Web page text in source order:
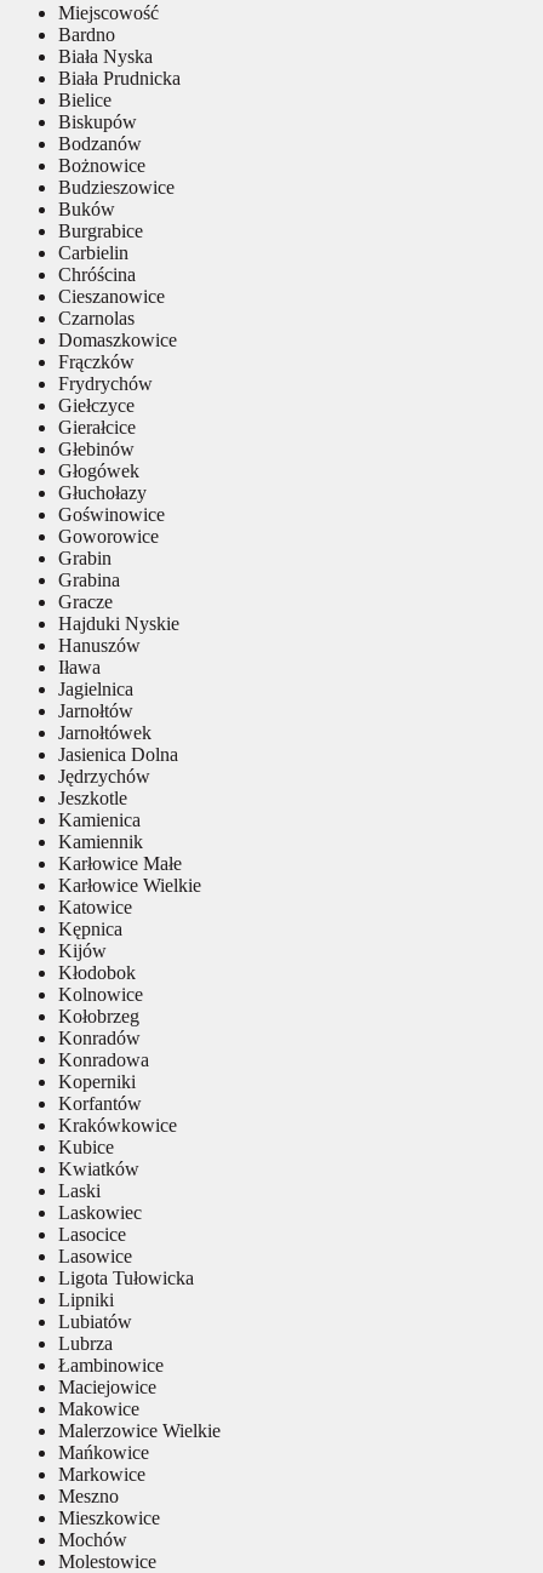
Miejscowość
Bardno
Biała Nyska
Biała Prudnicka
Bielice
Biskupów
Bodzanów
Bożnowice
Budzieszowice
Buków
Burgrabice
Carbielin
Chróścina
Cieszanowice
Czarnolas
Domaszkowice
Frączków
Frydrychów
Giełczyce
Gierałcice
Głebinów
Głogówek
Głuchołazy
Goświnowice
Goworowice
Grabin
Grabina
Gracze
Hajduki Nyskie
Hanuszów
Iława
Jagielnica
Jarnołtów
Jarnołtówek
Jasienica Dolna
Jędrzychów
Jeszkotle
Kamienica
Kamiennik
Karłowice Małe
Karłowice Wielkie
Katowice
Kępnica
Kijów
Kłodobok
Kolnowice
Kołobrzeg
Konradów
Konradowa
Koperniki
Korfantów
Krakówkowice
Kubice
Kwiatków
Laski
Laskowiec
Lasocice
Lasowice
Ligota Tułowicka
Lipniki
Lubiatów
Lubrza
Łambinowice
Maciejowice
Makowice
Malerzowice Wielkie
Mańkowice
Markowice
Meszno
Mieszkowice
Mochów
Molestowice